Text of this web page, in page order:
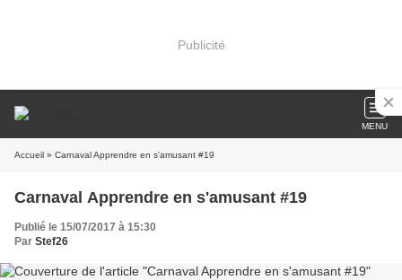
Publicité
MENU
Accueil » Carnaval Apprendre en s'amusant #19
Carnaval Apprendre en s'amusant #19
Publié le 15/07/2017 à 15:30
Par Stef26